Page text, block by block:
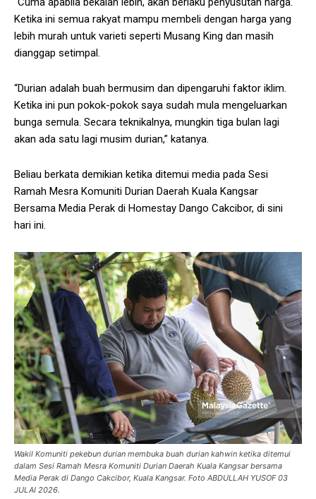
Ketika ini semua rakyat mampu membeli dengan harga yang
lebih murah untuk varieti seperti Musang King dan masih
dianggap setimpal.
“Durian adalah buah bermusim dan dipengaruhi faktor iklim.
Ketika ini pun pokok-pokok saya sudah mula mengeluarkan
bunga semula. Secara teknikalnya, mungkin tiga bulan lagi
akan ada satu lagi musim durian,” katanya.
Beliau berkata demikian ketika ditemui media pada Sesi
Ramah Mesra Komuniti Durian Daerah Kuala Kangsar
Bersama Media Perak di Homestay Dango Cakcibor, di sini
hari ini.
Wakil Komuniti pekebun durian membuka buah durian kahwin ketika ditemui
dalam Sesi Ramah Mesra Komuniti Durian Daerah Kuala Kangsar bersama
Media Perak di Dango Cakcibor, Kuala Kangsar. Foto ABDULLAH YUSOF 03
JULAI 2026.